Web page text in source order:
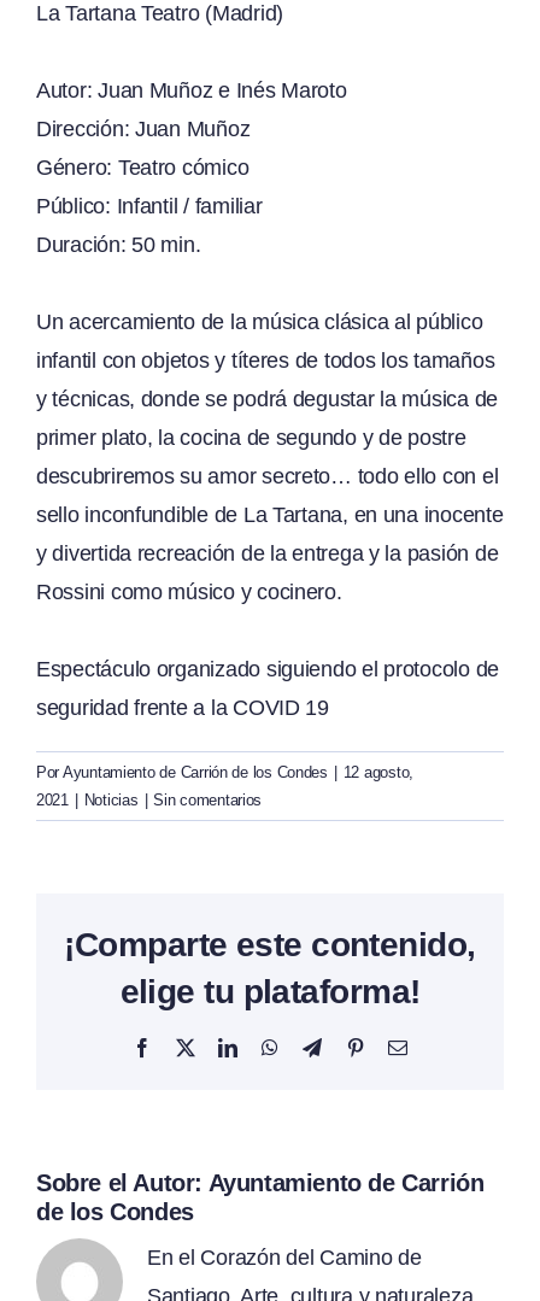
La Tartana Teatro (Madrid)
Autor: Juan Muñoz e Inés Maroto
Dirección: Juan Muñoz
Género: Teatro cómico
Público: Infantil / familiar
Duración: 50 min.
Un acercamiento de la música clásica al público
infantil con objetos y títeres de todos los tamaños
y técnicas, donde se podrá degustar la música de
primer plato, la cocina de segundo y de postre
descubriremos su amor secreto… todo ello con el
sello inconfundible de La Tartana, en una inocente
y divertida recreación de la entrega y la pasión de
Rossini como músico y cocinero.
Espectáculo organizado siguiendo el protocolo de
seguridad frente a la COVID 19
Por Ayuntamiento de Carrión de los Condes
12 agosto,
2021
Noticias Sin comentarios
¡Comparte este contenido,
elige tu plataforma!
Facebook
X LinkedInWhatsAppTelegramPinterestCorreo
Sobre el Autor: Ayuntamiento de Carrión
de los Condes
En el Corazón del Camino de